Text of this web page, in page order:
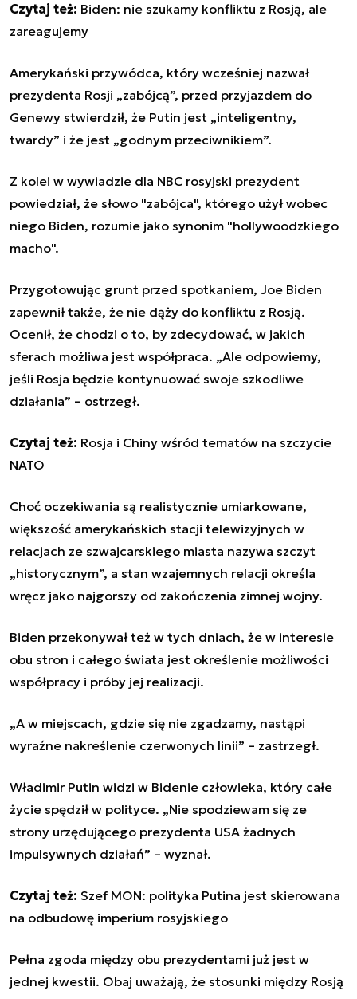
Czytaj też: Biden: nie szukamy konfliktu z Rosją, ale
zareagujemy
Amerykański przywódca, który wcześniej nazwał
prezydenta Rosji „zabójcą”, przed przyjazdem do
Genewy stwierdził, że Putin jest „inteligentny,
twardy” i że jest „godnym przeciwnikiem”.
Z kolei w wywiadzie dla NBC rosyjski prezydent
powiedział, że słowo "zabójca", którego użył wobec
niego Biden, rozumie jako synonim "hollywoodzkiego
macho".
Przygotowując grunt przed spotkaniem, Joe Biden
zapewnił także, że nie dąży do konfliktu z Rosją.
Ocenił, że chodzi o to, by zdecydować, w jakich
sferach możliwa jest współpraca. „Ale odpowiemy,
jeśli Rosja będzie kontynuować swoje szkodliwe
działania” – ostrzegł.
Czytaj też: Rosja i Chiny wśród tematów na szczycie
NATO
Choć oczekiwania są realistycznie umiarkowane,
większość amerykańskich stacji telewizyjnych w
relacjach ze szwajcarskiego miasta nazywa szczyt
„historycznym”, a stan wzajemnych relacji określa
wręcz jako najgorszy od zakończenia zimnej wojny.
Biden przekonywał też w tych dniach, że w interesie
obu stron i całego świata jest określenie możliwości
współpracy i próby jej realizacji.
„A w miejscach, gdzie się nie zgadzamy, nastąpi
wyraźne nakreślenie czerwonych linii” – zastrzegł.
Władimir Putin widzi w Bidenie człowieka, który całe
życie spędził w polityce. „Nie spodziewam się ze
strony urzędującego prezydenta USA żadnych
impulsywnych działań” – wyznał.
Czytaj też: Szef MON: polityka Putina jest skierowana
na odbudowę imperium rosyjskiego
Pełna zgoda między obu prezydentami już jest w
jednej kwestii. Obaj uważają, że stosunki między Rosją